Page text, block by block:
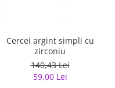
Cercei argint simpli cu
zirconiu
140,43 Lei
59,00 Lei